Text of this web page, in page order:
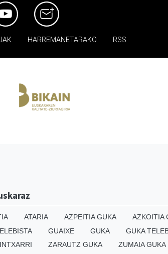
HARREMANETARAKO RSS
ATARIA AZPEITIA GUKA AZKOITIA
GUAIXE GUKA GUKA
ZARAUTZ GUKA ZUMAIA GUKA